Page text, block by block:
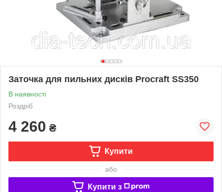
Заточка для пильних дисків Procraft SS350
В наявності
Роздріб
4 260 ₴
Купити
або
Купити з